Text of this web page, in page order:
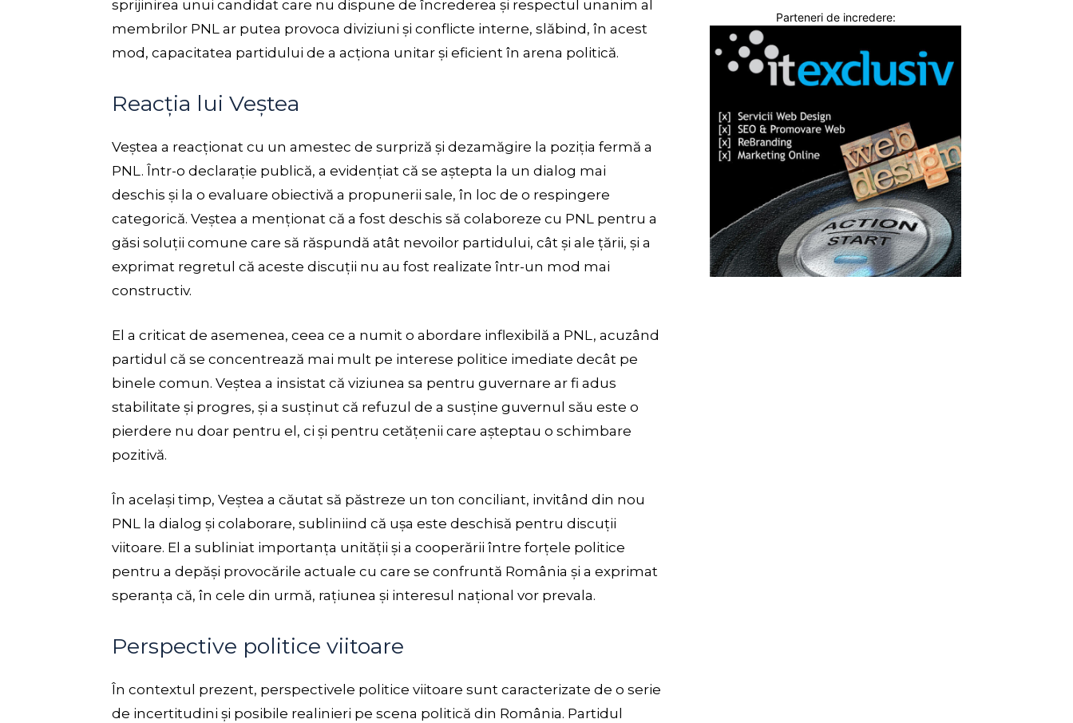
sprijinirea unui candidat care nu dispune de încrederea și respectul unanim al
membrilor PNL ar putea provoca diviziuni și conflicte interne, slăbind, în acest
mod, capacitatea partidului de a acționa unitar și eficient în arena politică.
Reacția lui Veștea
Veștea a reacționat cu un amestec de surpriză și dezamăgire la poziția fermă a
PNL. Într-o declarație publică, a evidențiat că se aștepta la un dialog mai
deschis și la o evaluare obiectivă a propunerii sale, în loc de o respingere
categorică. Veștea a menționat că a fost deschis să colaboreze cu PNL pentru a
găsi soluții comune care să răspundă atât nevoilor partidului, cât și ale țării, și a
exprimat regretul că aceste discuții nu au fost realizate într-un mod mai
constructiv.
El a criticat de asemenea, ceea ce a numit o abordare inflexibilă a PNL, acuzând
partidul că se concentrează mai mult pe interese politice imediate decât pe
binele comun. Veștea a insistat că viziunea sa pentru guvernare ar fi adus
stabilitate și progres, și a susținut că refuzul de a susține guvernul său este o
pierdere nu doar pentru el, ci și pentru cetățenii care așteptau o schimbare
pozitivă.
În același timp, Veștea a căutat să păstreze un ton conciliant, invitând din nou
PNL la dialog și colaborare, subliniind că ușa este deschisă pentru discuții
viitoare. El a subliniat importanța unității și a cooperării între forțele politice
pentru a depăși provocările actuale cu care se confruntă România și a exprimat
speranța că, în cele din urmă, rațiunea și interesul național vor prevala.
Perspective politice viitoare
În contextul prezent, perspectivele politice viitoare sunt caracterizate de o serie
de incertitudini și posibile realinieri pe scena politică din România. Partidul
Parteneri de incredere: